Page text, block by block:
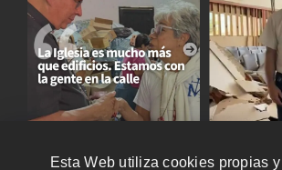
Esta Web utiliza cookies propias